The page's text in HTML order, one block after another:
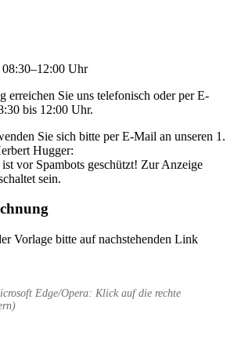
Uhr
erreichen Sie uns telefonisch oder per E-
bis 12:00 Uhr.
Sie sich bitte per E-Mail an unseren 1.
Hugger:
vor Spambots geschützt! Zur Anzeige
sein.
Vorlage bitte auf ­nachstehenden Link
Edge/Opera: Klick auf die rechte